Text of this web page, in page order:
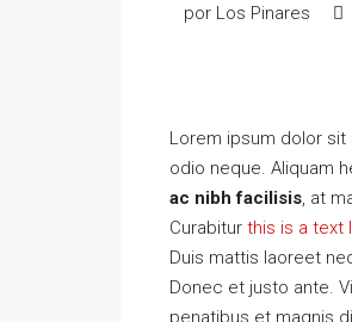
por Los Pinares
Lorem ipsum dolor
odio neque. Aliquam
ac nibh facilisis, at
Curabitur this is a text
Duis mattis laoreet
Donec et justo ante.
penatibus et magnis